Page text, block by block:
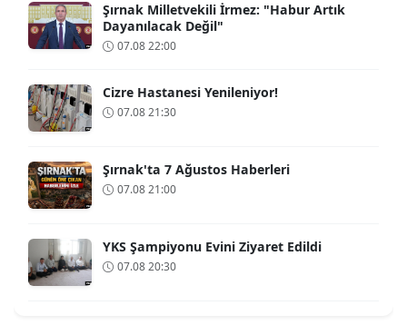
Şırnak Milletvekili İrmez: "Habur Artık
Dayanılacak Değil"
07.08 22:00
Cizre Hastanesi Yenileniyor!
07.08 21:30
Şırnak'ta 7 Ağustos Haberleri
07.08 21:00
YKS Şampiyonu Evini Ziyaret Edildi
07.08 20:30